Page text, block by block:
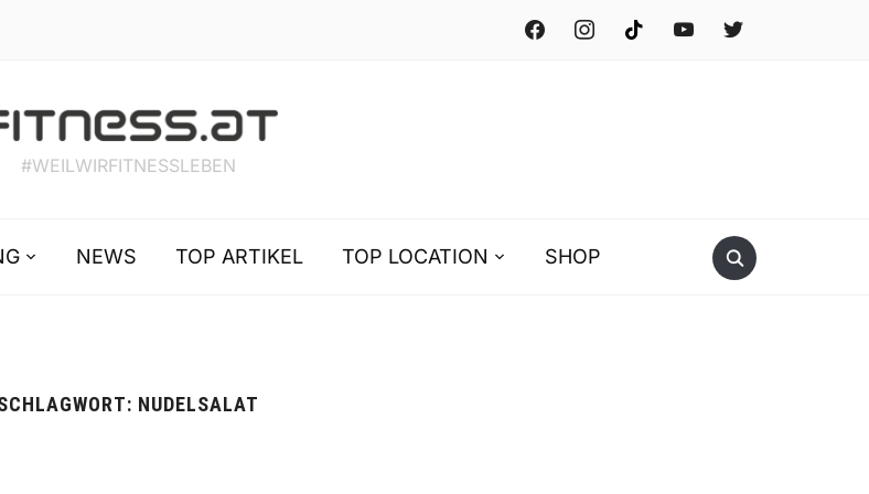
facebook instagramtiktok youtube twitter
#WEILWIRFITNESSLEBEN
NEWS TOP ARTIKEL TOP LOCATION SHOP
NUDELSALAT